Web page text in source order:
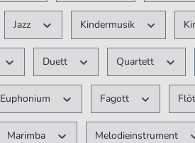
Jazz Kindermusik
Duett Quartett
Euphonium Fagott
Marimba Melodieinstrument